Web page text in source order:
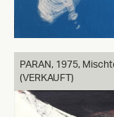
PARAN, 1975,
(VERKAUFT)